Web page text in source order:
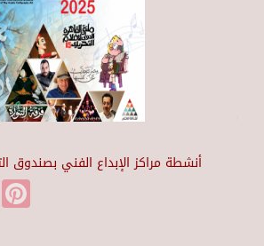
أنشطة مراكز الإبداع الفني بصندوق
Twitter